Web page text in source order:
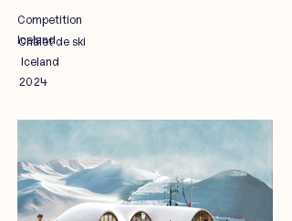
Competition
Iceland
Châlet de ski
Iceland
2024